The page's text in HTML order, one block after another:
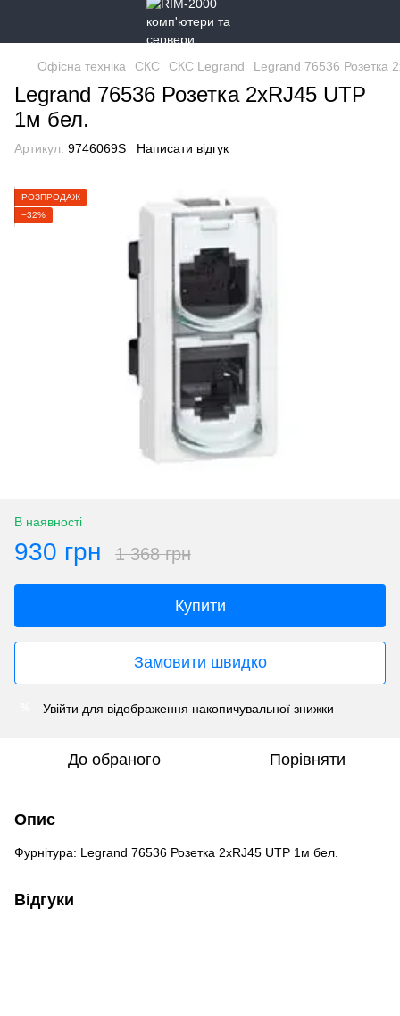
Офісна техніка СКС СКС Legrand Legrand 76536 Розетка
Legrand 76536 Розетка 2хRJ45 UTP
1м бел.
Артикул: 9746069S Написати відгук
РОЗПРОДАЖ
−32%
В наявності
930 грн 1 368 грн
Купити
Замовити швидко
Увійти для відображення накопичувальної знижки
До обраного Порівняти
Опис
Фурнітура: Legrand 76536 Розетка 2хRJ45 UTP 1м бел.
Відгуки